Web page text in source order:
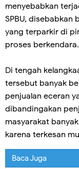
menyebabkan
SPBU, disebabkan
yang terparkir di
proses berkendara.
Di tengah
tersebut banyak
penjualan eceran
dibandingakan
masyarakat
karena terkesan
Baca Juga